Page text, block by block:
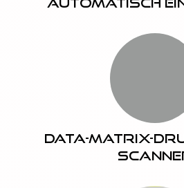
Data-Matrix-